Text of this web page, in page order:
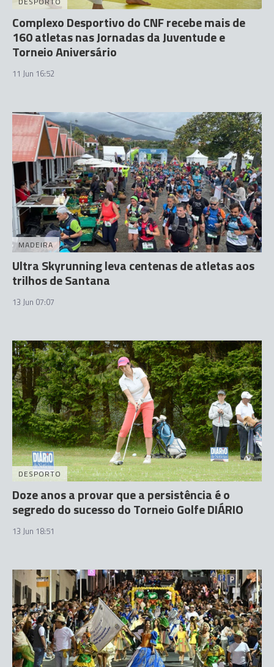
Complexo Desportivo do CNF recebe mais de
160 atletas nas Jornadas da Juventude e
Torneio Aniversário
11 Jun 16:52
MADEIRA
Ultra Skyrunning leva centenas de atletas aos
trilhos de Santana
13 Jun 07:07
DESPORTO
Doze anos a provar que a persistência é o
segredo do sucesso do Torneio Golfe DIÁRIO
13 Jun 18:51